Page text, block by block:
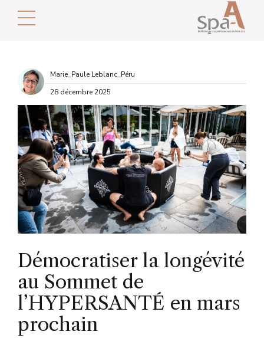
Marie_Paule Leblanc_Péru
28 décembre 2025
Démocratiser la longévité
au Sommet de
l’HYPERSANTÉ en mars
prochain